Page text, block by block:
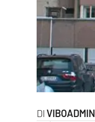
lacitymag.it VIBOADMIN